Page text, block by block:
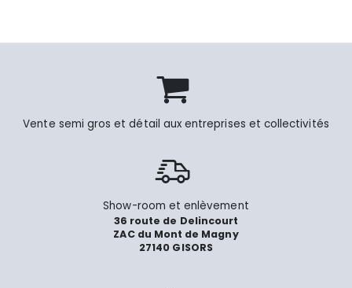
Vente semi gros et détail aux entreprises et collectivités
Show-room et enlèvement
36 route de Delincourt
ZAC du Mont de Magny
27140 GISORS